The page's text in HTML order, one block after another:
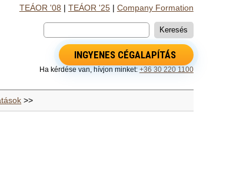
TEÁOR '08 TEÁOR '25| Company Formation
INGYENES CÉGALAPÍTÁS
Ha kérdése van, hívjon minket: +36 30 220 1100
>>